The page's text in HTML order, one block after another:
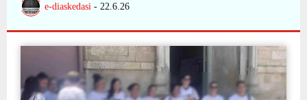
e-diaskedasi - 22.6.26